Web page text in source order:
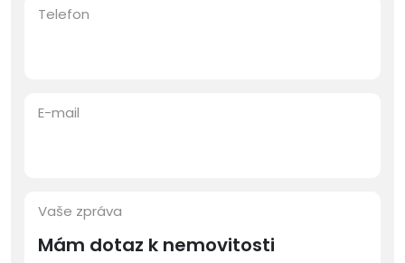
Telefon
E-mail
Vaše zpráva